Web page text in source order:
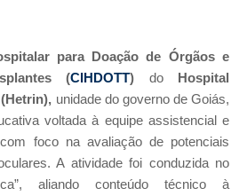
para Doação de Órgãos e
(CIHDOTT) do Hospital
unidade do governo de Goiás,
voltada à equipe assistencial e
foco na avaliação de potenciais
A atividade foi conduzida no
aliando conteúdo técnico à